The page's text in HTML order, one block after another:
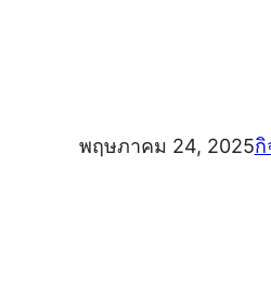
พฤษภาคม 24, 2025กิ